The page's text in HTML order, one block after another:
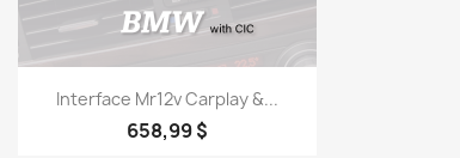
Aperçu rapide
Interface Mr12v Carplay &...
658,99 $